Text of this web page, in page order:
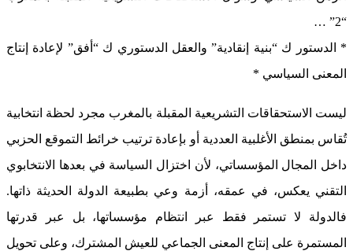
“2” …
* الدستور ك “بنية إنقادية” والعقل الدستوري ك “أفق” لإعادة إنتاج
المعنى السياسي *
ليست الاستحقاقات التشريعية المقبلة بالمغرب مجرد لحظة انتخابية
تُقاس بمنطق الأغلبية العددية أو بإعادة ترتيب خرائط التموقع الحزبي
داخل المجال المؤسساتي، لأن اختزال السياسة في بعدها الانتخابوي
التقني يعكس، في عمقه، أزمة وعي بطبيعة الدولة الحديثة ذاتها.
فالدولة لا تستمر فقط عبر انتظام مؤسساتها، بل عبر قدرتها
المستمرة على إنتاج المعنى الجماعي للعيش المشترك، وعلى تحويل